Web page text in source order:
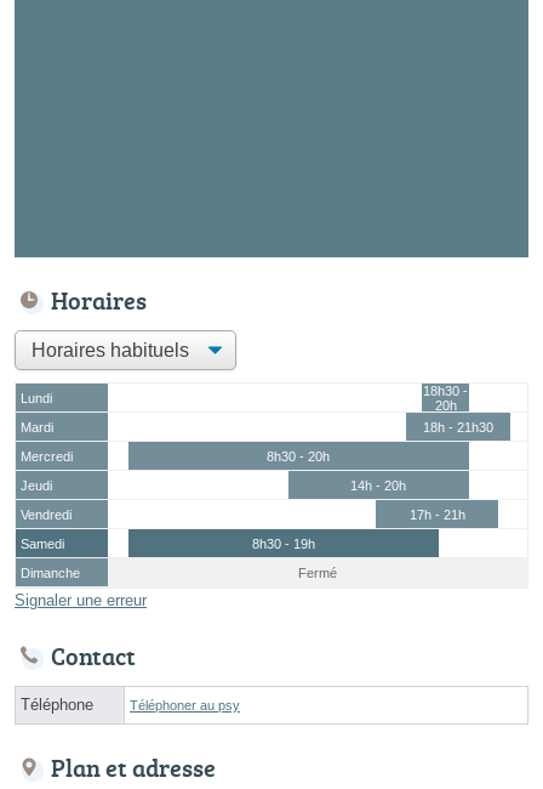
Horaires
Lundi
18h30 -
20h
Mardi
18h - 21h30
Mercredi
8h30 - 20h
Jeudi
14h - 20h
Vendredi
17h - 21h
Samedi
8h30 - 19h
Dimanche
Fermé
Signaler une erreur
Contact
Téléphone Téléphoner au psy
Plan et adresse